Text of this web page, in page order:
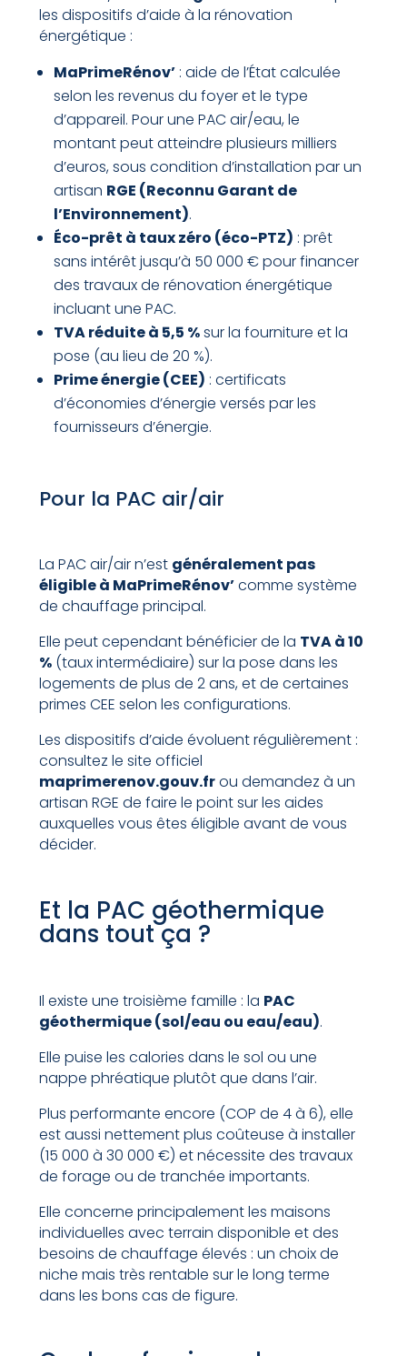
les dispositifs d’aide à la rénovation
énergétique :
MaPrimeRénov’: aide de l’État calculée
selon les revenus du foyer et le type
d’appareil. Pour une PAC air/eau, le
montant peut atteindre plusieurs milliers
d’euros, sous condition d’installation par un
artisan RGE (Reconnu Garant de
l’Environnement).
Éco-prêt à taux zéro (éco-PTZ) : prêt
sans intérêt jusqu’à 50 000 € pour financer
des travaux de rénovation énergétique
incluant une PAC.
TVA réduite à 5,5 %sur la fourniture et la
pose (au lieu de 20 %).
Prime énergie (CEE) : certificats
d’économies d’énergie versés par les
fournisseurs d’énergie.
Pour la PAC air/air
La PAC air/air n’est généralement pas
éligible à MaPrimeRénov’comme système
de chauffage principal.
Elle peut cependant bénéficier de la TVA à 10
%(taux intermédiaire) sur la pose dans les
logements de plus de 2 ans, et de certaines
primes CEE selon les configurations.
Les dispositifs d’aide évoluent régulièrement :
consultez le site officiel
maprimerenov.gouv.frou demandez à un
artisan RGE de faire le point sur les aides
auxquelles vous êtes éligible avant de vous
décider.
Et la PAC géothermique
dans tout ça ?
Il existe une troisième famille : la PAC
géothermique (sol/eau ou eau/eau).
Elle puise les calories dans le sol ou une
nappe phréatique plutôt que dans l’air.
Plus performante encore (COP de 4 à 6), elle
est aussi nettement plus coûteuse à installer
(15 000 à 30 000 €) et nécessite des travaux
de forage ou de tranchée importants.
Elle concerne principalement les maisons
individuelles avec terrain disponible et des
besoins de chauffage élevés : un choix de
niche mais très rentable sur le long terme
dans les bons cas de figure.